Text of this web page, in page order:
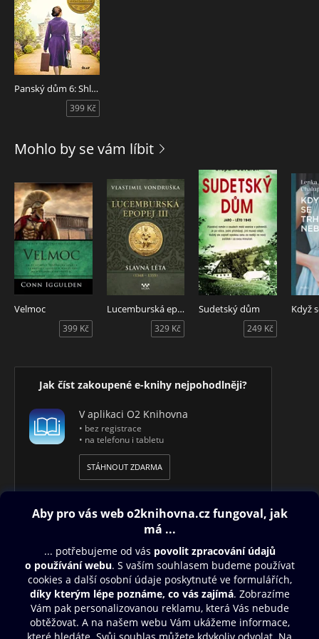
Panský dům 6: Shledání
399 Kč
Mohlo by se vám líbit
Velmoc
399 Kč
Lucemburská epopej III
329 Kč
Sudetský dům
249 Kč
Když
Jak číst zakoupené e-knihy nejpohodlněji?
V aplikaci O2 Knihovna
• bez registrace
• na telefonu i tabletu
STÁHNOUT ZDARMA
Obsah ke stažení
Moje O2 Knihovna
Další zábava